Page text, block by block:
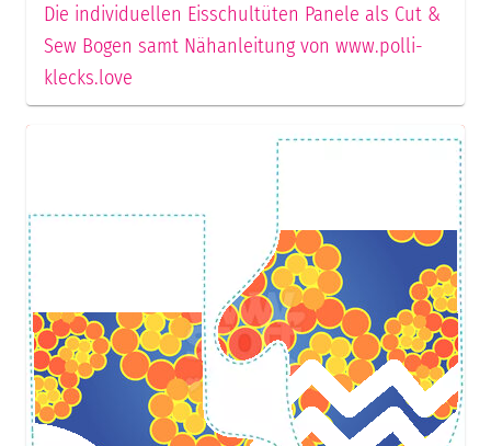
Die individuellen Eisschultüten Panele als Cut &
Sew Bogen samt Nähanleitung von www.polli-
klecks.love